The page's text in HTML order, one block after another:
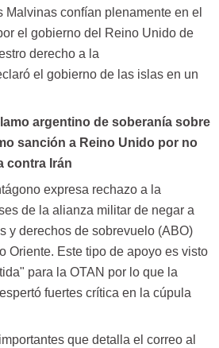
Malvinas confían plenamente en el
el gobierno del Reino Unido de
derecho a la
el gobierno de las islas en un
argentino de soberanía sobre
sanción a Reino Unido por no
contra Irán
expresa rechazo a la
de la alianza militar de negar a
y derechos de sobrevuelo (ABO)
Oriente. Este tipo de apoyo es visto
para la OTAN por lo que la
fuertes crítica en la cúpula
que detalla el correo al